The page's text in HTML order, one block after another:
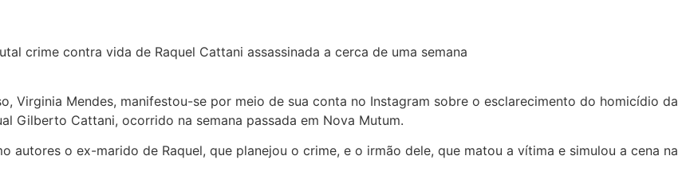
Virginia Mendes, manifestou-se por meio de sua conta no Instagram sobre o esclarecimento do homicídio da
Gilberto Cattani, ocorrido na semana passada em Nova Mutum.
o ex-marido de Raquel, que planejou o crime, e o irmão dele, que matou a vítima e simulou a cena na